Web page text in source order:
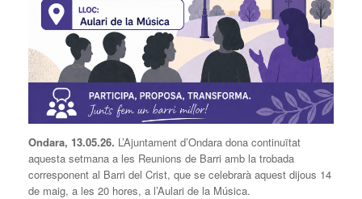
Ondara, 13.05.26. L’Ajuntament d’Ondara dona continuïtat
aquesta setmana a les Reunions de Barri amb la trobada
corresponent al Barri del Crist, que se celebrarà aquest dijous 14
de maig, a les 20 hores, a l’Aulari de la Música.